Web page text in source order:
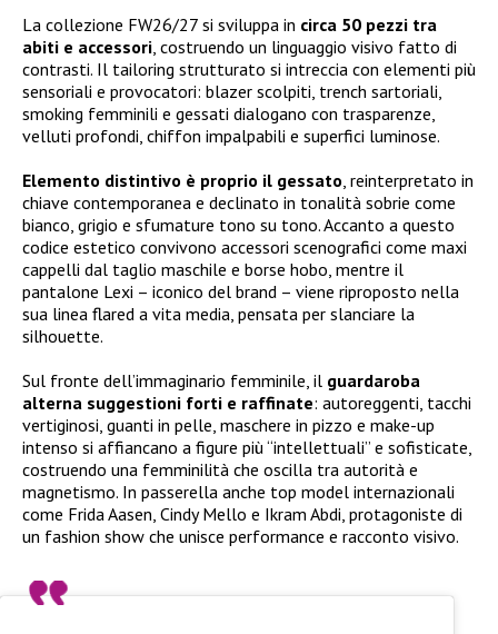
La collezione FW26/27 si sviluppa in circa 50 pezzi tra
abiti e accessori , costruendo un linguaggio visivo fatto di
contrasti. Il tailoring strutturato si intreccia con elementi più
sensoriali e provocatori: blazer scolpiti, trench sartoriali,
smoking femminili e gessati dialogano con trasparenze,
velluti profondi, chiffon impalpabili e superfici luminose.
Elemento distintivo è proprio il gessato , reinterpretato in
chiave contemporanea e declinato in tonalità sobrie come
bianco, grigio e sfumature tono su tono. Accanto a questo
codice estetico convivono accessori scenografici come maxi
cappelli dal taglio maschile e borse hobo, mentre il
pantalone Lexi – iconico del brand – viene riproposto nella
sua linea flared a vita media, pensata per slanciare la
silhouette.
Sul fronte dell’immaginario femminile, il guardaroba
alterna suggestioni forti e raffinate: autoreggenti, tacchi
vertiginosi, guanti in pelle, maschere in pizzo e make-up
intenso si affiancano a figure più “intellettuali” e sofisticate,
costruendo una femminilità che oscilla tra autorità e
magnetismo. In passerella anche top model internazionali
come Frida Aasen, Cindy Mello e Ikram Abdi, protagoniste di
un fashion show che unisce performance e racconto visivo.